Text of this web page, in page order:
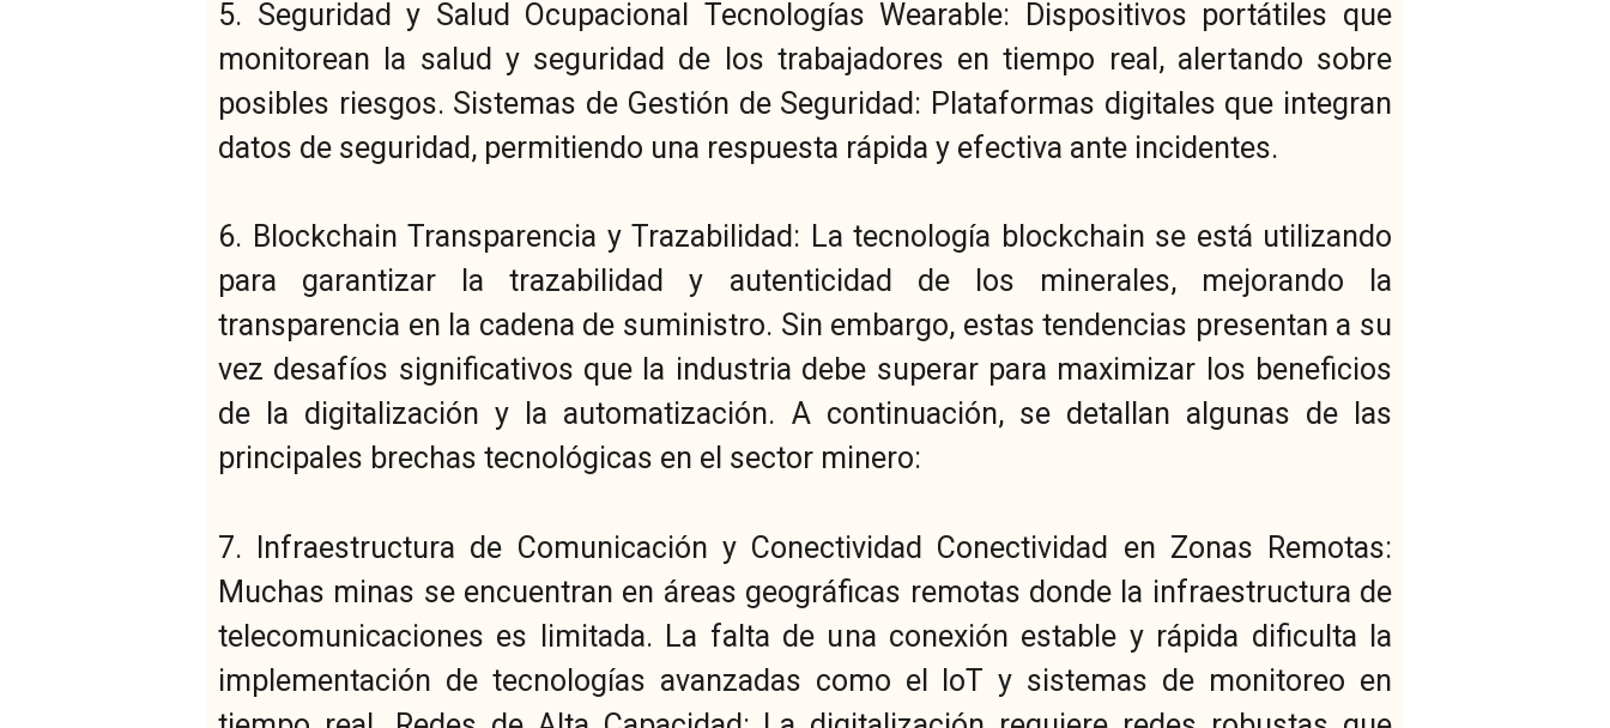
5. Seguridad y Salud Ocupacional Tecnologías Wearable: Dispositivos portátiles que
monitorean la salud y seguridad de los trabajadores en tiempo real, alertando sobre
posibles riesgos. Sistemas de Gestión de Seguridad: Plataformas digitales que integran
datos de seguridad, permitiendo una respuesta rápida y efectiva ante incidentes.
6. Blockchain Transparencia y Trazabilidad: La tecnología blockchain se está utilizando
para garantizar la trazabilidad y autenticidad de los minerales, mejorando la
transparencia en la cadena de suministro. Sin embargo, estas tendencias presentan a su
vez desafíos significativos que la industria debe superar para maximizar los beneficios
de la digitalización y la automatización. A continuación, se detallan algunas de las
principales brechas tecnológicas en el sector minero:
7. Infraestructura de Comunicación y Conectividad Conectividad en Zonas Remotas:
Muchas minas se encuentran en áreas geográficas remotas donde la infraestructura de
telecomunicaciones es limitada. La falta de una conexión estable y rápida dificulta la
implementación de tecnologías avanzadas como el IoT y sistemas de monitoreo en